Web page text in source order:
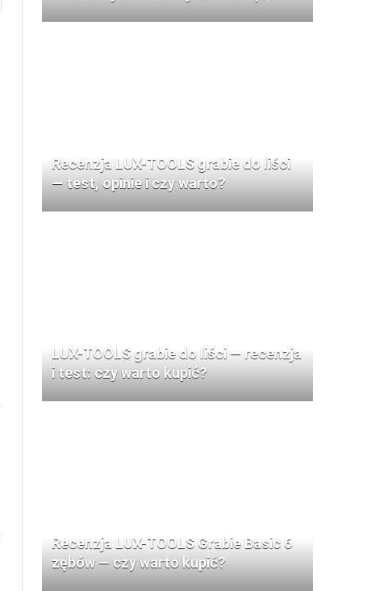
Recenzja LUX-TOOLS grabie do liści
— test, opinie i czy warto?
LUX-TOOLS grabie do liści — recenzja
i test: czy warto kupić?
Recenzja LUX-TOOLS Grabie Basic 6
zębów — czy warto kupić?